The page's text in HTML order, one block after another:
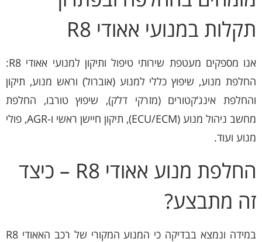
תקלות במנועי אאודי R8
אנו מספקים מעטפת שירותי טיפול ותיקון למנועי אאודי R8:
החלפת מנוע, שיפוץ כללי למנוע (אוברול) וראש מנוע, תיקון
והחלפת אינג’קטורים (מזרקי דלק), שיפוץ טורבו, החלפת
מחשב ניהול מנוע (ECU/ECM), תיקון חיישן ראשי ו-AGR, פולי
מנוע ועוד.
החלפת מנוע אאודי R8 – כיצד
זה מתבצע?
במידה ונמצא בבדיקה כי המנוע המקורי של רכב האאודי R8